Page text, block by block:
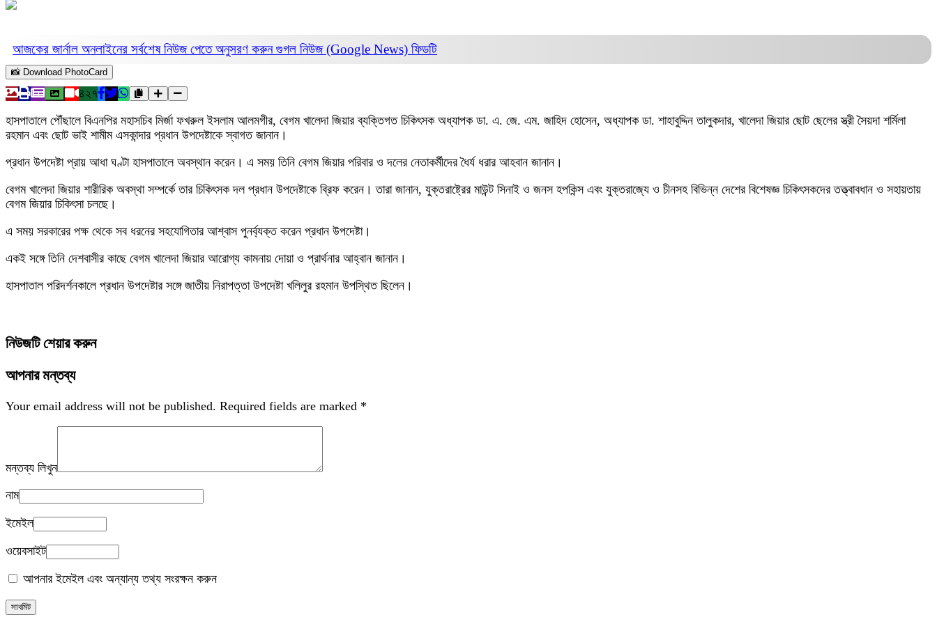
আজকের জার্নাল অনলাইনের সর্বশেষ নিউজ পেতে অনুসরণ করুনগুগল নিউজ (Google News) ফিডটি
📸 Download PhotoCard
৪২৭
হাসপাতালে পৌঁছালে বিএনপির মহাসচিব মির্জা ফখরুল ইসলাম আলমগীর, বেগম খালেদা জিয়ার ব্যক্তিগত চিকিৎসক অধ্যাপক ডা. এ. জে. এম. জাহিদ হোসেন, অধ্যাপক ডা. শাহাবুদ্দিন তালুকদার, খালেদা জিয়ার ছোট ছেলের স্ত্রী সৈয়দা শর্মিলা
রহমান এবং ছোট ভাই শামীম এসকান্দার প্রধান উপদেষ্টাকে স্বাগত জানান।
প্রধান উপদেষ্টা প্রায় আধা ঘণ্টা হাসপাতালে অবস্থান করেন। এ সময় তিনি বেগম জিয়ার পরিবার ও দলের নেতাকর্মীদের ধৈর্য ধরার আহবান জানান।
বেগম খালেদা জিয়ার শারীরিক অবস্থা সম্পর্কে তার চিকিৎসক দল প্রধান উপদেষ্টাকে ব্রিফ করেন। তারা জানান, যুক্তরাষ্ট্রের মাউন্ট সিনাই ও জনস হপকিন্স এবং যুক্তরাজ্যে ও চীনসহ বিভিন্ন দেশের বিশেষজ্ঞ চিকিৎসকদের তত্ত্বাবধান ও সহায়তায়
বেগম জিয়ার চিকিৎসা চলছে।
এ সময় সরকারের পক্ষ থেকে সব ধরনের সহযোগিতার আশ্বাস পুনর্ব্যক্ত করেন প্রধান উপদেষ্টা।
একই সঙ্গে তিনি দেশবাসীর কাছে বেগম খালেদা জিয়ার আরোগ্য কামনায় দোয়া ও প্রার্থনার আহ্বান জানান।
হাসপাতাল পরিদর্শনকালে প্রধান উপদেষ্টার সঙ্গে জাতীয় নিরাপত্তা উপদেষ্টা খলিলুর রহমান উপস্থিত ছিলেন।
নিউজটি শেয়ার করুন
আপনার মন্তব্য
Your email address will not be published. Required fields are marked *
মন্তব্য লিখুন
নাম
ইমেইল
ওয়েবসাইট
আপনার ইমেইল এবং অন্যান্য তথ্য সংরক্ষন করুন